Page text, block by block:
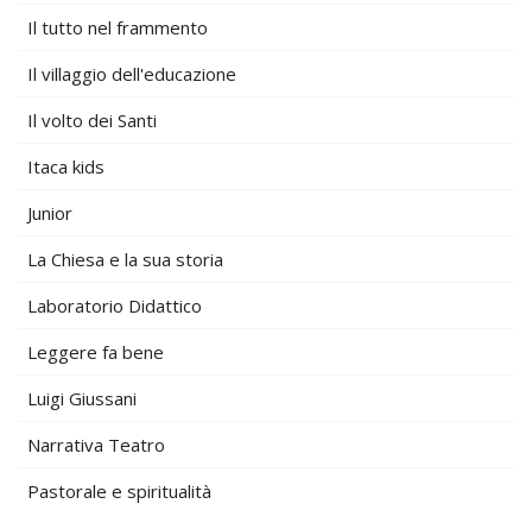
Il tutto nel frammento
Il villaggio dell'educazione
Il volto dei Santi
Itaca kids
Junior
La Chiesa e la sua storia
Laboratorio Didattico
Leggere fa bene
Luigi Giussani
Narrativa Teatro
Pastorale e spiritualità